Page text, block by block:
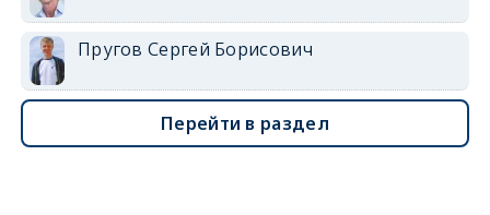
Пругов Сергей Борисович
Перейти в раздел